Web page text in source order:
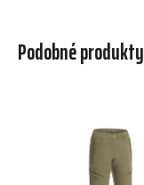
Podobné produkty